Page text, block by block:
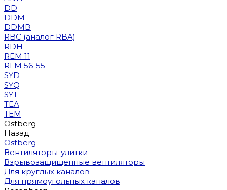
DD
DDM
DDMB
RBC (аналог RBA)
RDH
REM 11
RLM 56-55
SYD
SYQ
SYT
TEA
TEM
Ostberg
Назад
Ostberg
Вентиляторы-улитки
Взрывозащищенные вентиляторы
Для круглых каналов
Для прямоугольных каналов